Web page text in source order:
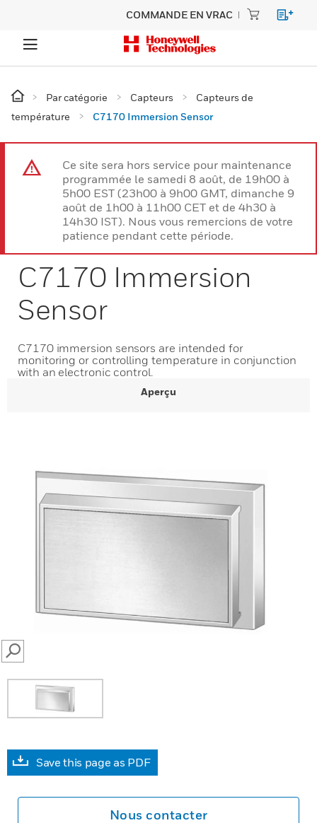
COMMANDE EN VRAC
Par catégorie Capteurs
Capteurs de
température
C7170 Immersion Sensor
Ce site sera hors service pour maintenance
programmée le samedi 8 août, de 19h00 à
5h00 EST (23h00 à 9h00 GMT, dimanche 9
août de 1h00 à 11h00 CET et de 4h30 à
14h30 IST). Nous vous remercions de votre
patience pendant cette période.
C7170 Immersion
Sensor
C7170 immersion sensors are intended for
monitoring or controlling temperature in conjunction
with an electronic control.
Aperçu
SEARCH
Save this page as PDF
Nous contacter